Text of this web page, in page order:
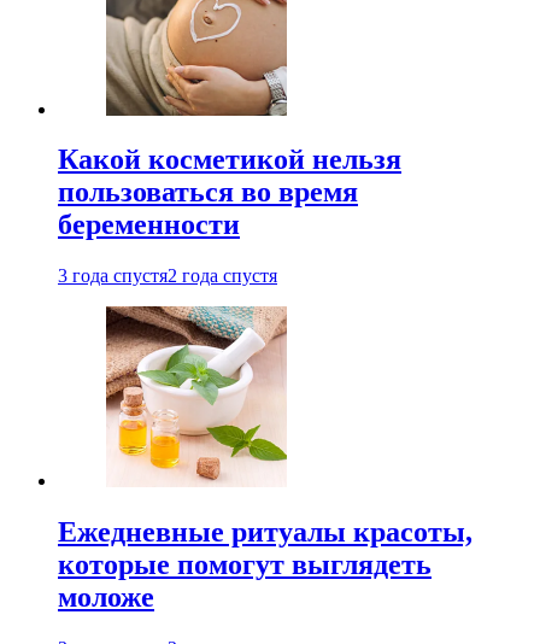
Какой косметикой нельзя
пользоваться во время
беременности
3 года спустя2 года спустя
Ежедневные ритуалы красоты,
которые помогут выглядеть
моложе